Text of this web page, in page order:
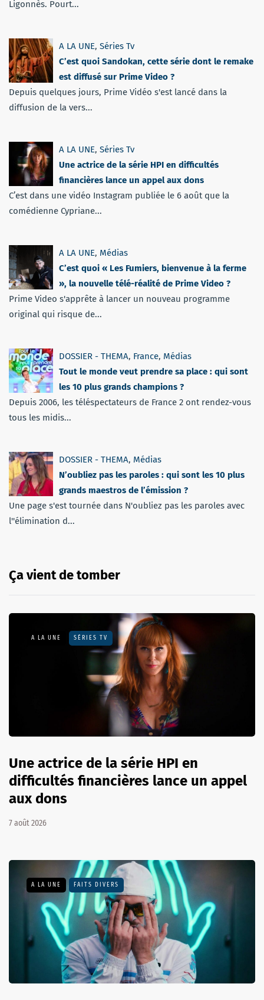
Ligonnès. Pourt...
A LA UNE, Séries Tv
C’est quoi Sandokan, cette série dont le remake
est diffusé sur Prime Video ?
Depuis quelques jours, Prime Vidéo s'est lancé dans la
diffusion de la vers...
A LA UNE, Séries Tv
Une actrice de la série HPI en difficultés
financières lance un appel aux dons
C’est dans une vidéo Instagram publiée le 6 août que la
comédienne Cypriane...
A LA UNE, Médias
C’est quoi « Les Fumiers, bienvenue à la ferme
», la nouvelle télé-réalité de Prime Video ?
Prime Video s'apprête à lancer un nouveau programme
original qui risque de...
DOSSIER - THEMA, France, Médias
Tout le monde veut prendre sa place : qui sont
les 10 plus grands champions ?
Depuis 2006, les téléspectateurs de France 2 ont rendez-vous
tous les midis...
DOSSIER - THEMA, Médias
N’oubliez pas les paroles : qui sont les 10 plus
grands maestros de l’émission ?
Une page s'est tournée dans N'oubliez pas les paroles avec
l''élimination d...
Ça vient de tomber
A LA UNE SÉRIES TV
Une actrice de la série HPI en
difficultés financières lance un appel
aux dons
7 août 2026
A LA UNE FAITS DIVERS